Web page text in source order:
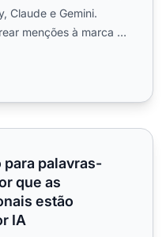
Claude e Gemini.
menções à marca e
chave em 2026?
palavras-
que as
estão
IA